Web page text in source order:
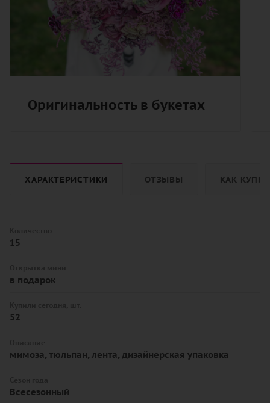
Оригинальность в букетах
ХАРАКТЕРИСТИКИ ОТЗЫВЫ КАК
15
в подарок
52
мимоза, тюльпан, лента, дизайнерская упаковка
Всесезонный